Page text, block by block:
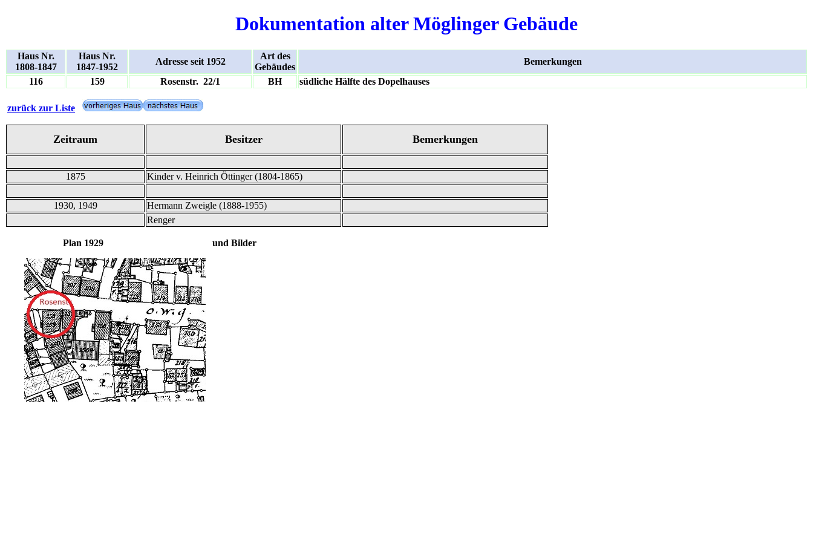
Dokumentation alter Möglinger Gebäude
Haus Nr.
1808-1847
Haus Nr.
1847-1952
Adresse seit 1952
Art des
Gebäudes
Bemerkungen
116
159 Rosenstr. 22/1 BH südliche Hälfte des Dopelhauses
zurück zur Liste
Zeitraum Besitzer Bemerkungen
1875 Kinder v. Heinrich Öttinger (1804-1865)
1930, 1949
Hermann Zweigle (1888-1955)
Renger
Plan 1929 und Bilder